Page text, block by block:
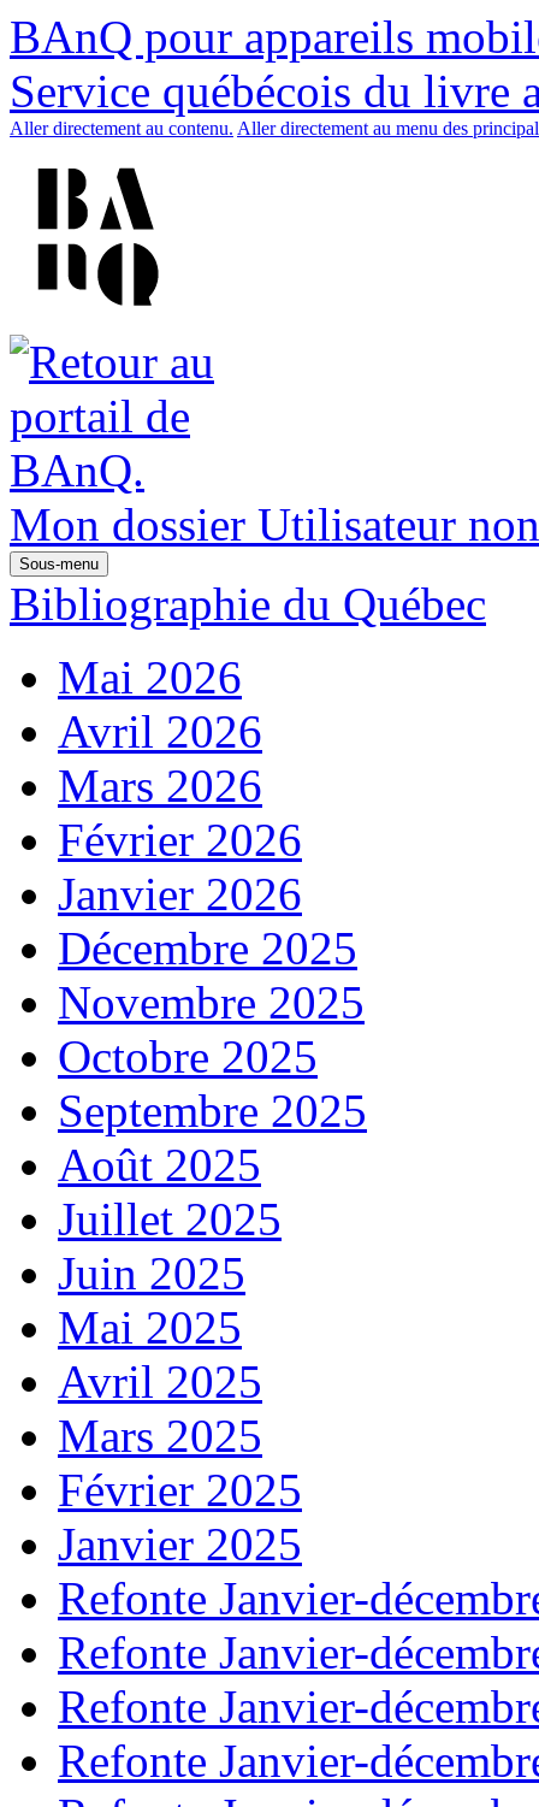
BAnQ pour appareils
Service québécois du livre
Aller directement au contenu. Aller directement au menu des
Mon dossier Utilisateur
Sous-menu
Bibliographie du Québec
Mai 2026
Avril 2026
Mars 2026
Février 2026
Janvier 2026
Décembre 2025
Novembre 2025
Octobre 2025
Septembre 2025
Août 2025
Juillet 2025
Juin 2025
Mai 2025
Avril 2025
Mars 2025
Février 2025
Janvier 2025
Refonte Janvier-
Refonte Janvier-
Refonte Janvier-
Refonte Janvier-